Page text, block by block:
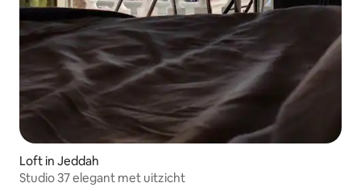
Loft in Jeddah
Studio 37 elegant met uitzicht